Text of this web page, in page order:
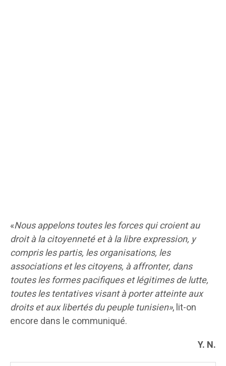
«Nous appelons toutes les forces qui croient au
droit à la citoyenneté et à la libre expression, y
compris les partis, les organisations, les
associations et les citoyens, à affronter, dans
toutes les formes pacifiques et légitimes de lutte,
toutes les tentatives visant à porter atteinte aux
droits et aux libertés du peuple tunisien», lit-on
encore dans le communiqué.
Y. N.